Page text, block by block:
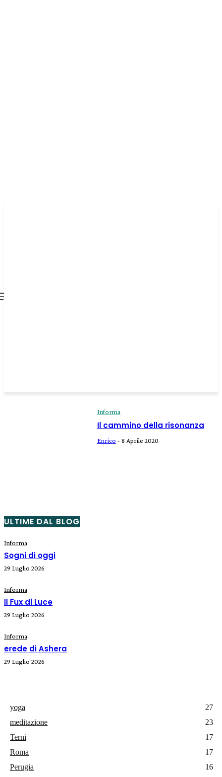
Informa
Il cammino della risonanza
Enrico - 8 Aprile 2020
ULTIME DAL BLOG
Informa
Sogni di oggi
29 Luglio 2026
Informa
Il Fux di Luce
29 Luglio 2026
Informa
erede di Ashera
29 Luglio 2026
yoga
27
meditazione
23
Terni
17
Roma
17
Perugia
16